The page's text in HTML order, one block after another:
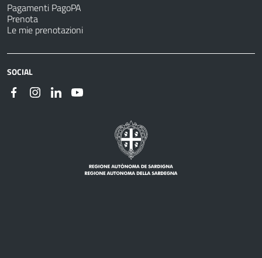
Pagamenti PagoPA
Prenota
Le mie prenotazioni
SOCIAL